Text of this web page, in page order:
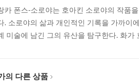
카 폰스-소로야는 호아킨 소로야의 작품
. 소로야의 삶과 개인적인 기록을 가까이
미술에 남긴 그의 유산을 탐구한다. 화가
의 다른 상품